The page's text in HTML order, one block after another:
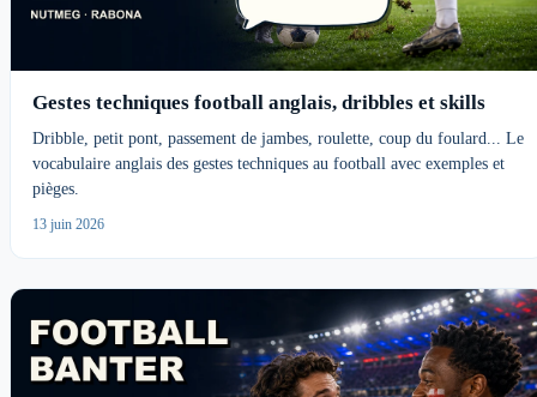
Gestes techniques football anglais, dribbles et skills
Dribble, petit pont, passement de jambes, roulette, coup du foulard... Le
vocabulaire anglais des gestes techniques au football avec exemples et
pièges.
13 juin 2026